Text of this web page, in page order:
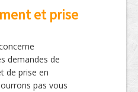
et prise
demandes de
de prise en
pas vous